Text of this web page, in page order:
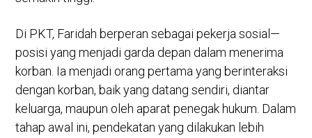
Di PKT, Faridah berperan sebagai pekerja sosial—
posisi yang menjadi garda depan dalam menerima
korban. Ia menjadi orang pertama yang berinteraksi
dengan korban, baik yang datang sendiri, diantar
keluarga, maupun oleh aparat penegak hukum. Dalam
tahap awal ini, pendekatan yang dilakukan lebih